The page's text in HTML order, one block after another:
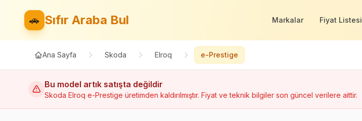
🚗 Sıfır Araba Bul Markalar Fiyat Listesi
Ana Sayfa Skoda Elroq e-Prestige
Bu model artık satışta değildir
Skoda Elroq e-Prestige üretimden kaldırılmıştır. Fiyat ve teknik bilgiler son güncel verilere aittir.